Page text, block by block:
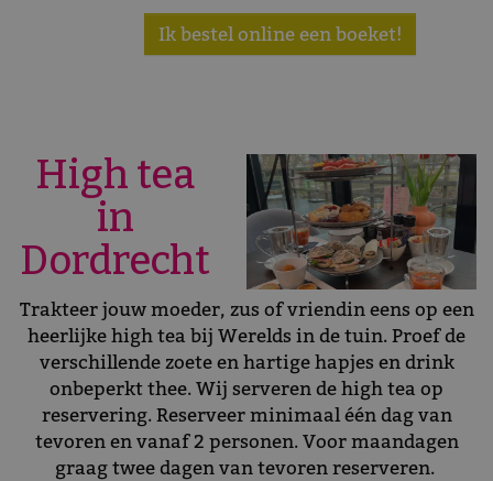
Ik bestel online een boeket!
High tea
in
Dordrecht
Trakteer jouw moeder, zus of vriendin eens op een
heerlijke high tea bij Werelds in de tuin. Proef de
verschillende zoete en hartige hapjes en drink
onbeperkt thee. Wij serveren de high tea op
reservering. Reserveer minimaal één dag van
tevoren en vanaf 2 personen. Voor maandagen
graag twee dagen van tevoren reserveren.